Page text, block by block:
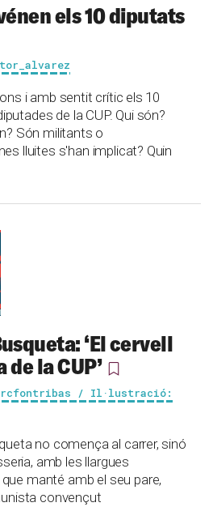
els 10 diputats
i amb sentit crític els 10
de la CUP. Qui són?
Són militants o
lluites s'han implicat? Quin
‘El cervell
la CUP’
/ Il·lustració:
no comença al carrer, sinó
amb les llargues
manté amb el seu pare,
convençut